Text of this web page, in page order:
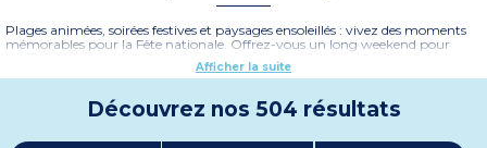
Plages animées, soirées festives et paysages ensoleillés : vivez des moments
mémorables pour la Fête nationale. Offrez-vous un long weekend pour
profiter pleinement de l’été. Les résidences et campings d'Odalys Vacances
vous accueillent pour un séjour alliant détente et activités estivales.
Afficher la suite
Découvrez nos 504 résultats